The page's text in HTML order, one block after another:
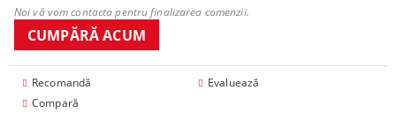
Noi vă vom contacta pentru finalizarea comenzii.
Recomandă
Evaluează
Compară